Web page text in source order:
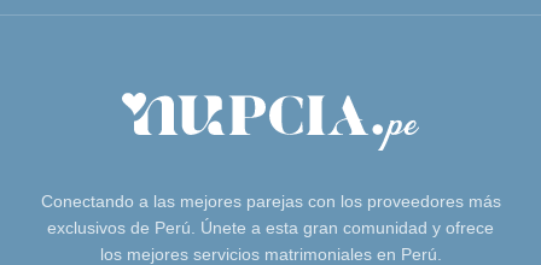
Conectando a las mejores parejas con los proveedores más
exclusivos de Perú. Únete a esta gran comunidad y ofrece
los mejores servicios matrimoniales en Perú.